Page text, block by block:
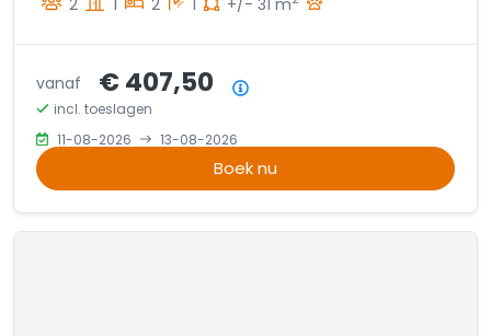
vanaf € 407,50
incl. toeslagen
11-08-2026
13-08-2026
Boek nu